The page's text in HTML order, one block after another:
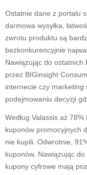
Ostatnie dane z portalu
darmowa wysyłka,
zwrotu produktu są
bezkonkurencyjnie
Nawiązując do ostatnich
przez BIGinsight
internecie czy marketing
podejmowaniu decyzji
Według Valassis aż
kuponów promocyjnych
nie kupili. Odwrotnie,
kuponów. Nawiązując
kupony cyfrowe mają